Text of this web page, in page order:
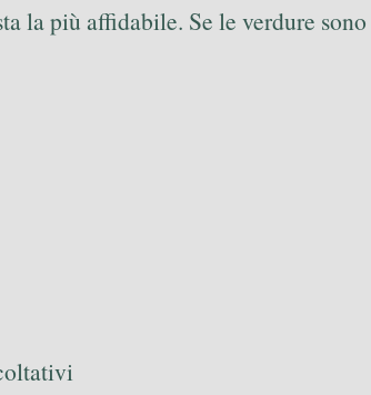
la più affidabile. Se le verdure sono